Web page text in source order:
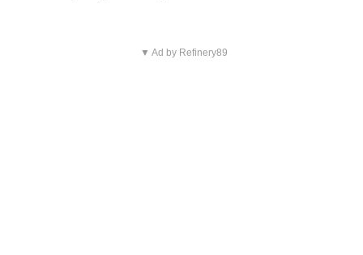
▼ Ad by Refinery89